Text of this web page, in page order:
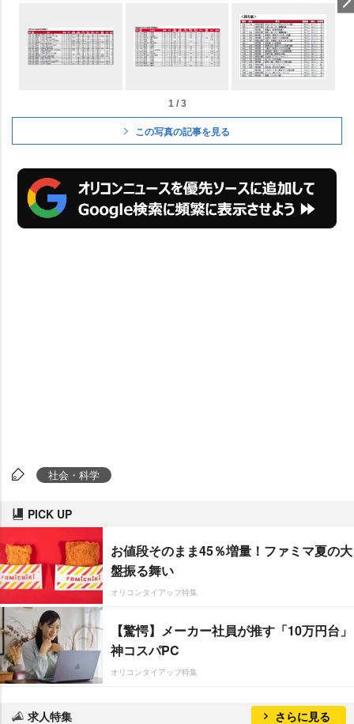
1 / 3
この写真の記事を見る
社会・科学
PICK UP
お値段そのまま45％増量！ファミマ夏の大
盤振る舞い
オリコンタイアップ特集
【驚愕】メーカー社員が推す「10万円台」
神コスパPC
オリコンタイアップ特集
求人特集 さらに見る